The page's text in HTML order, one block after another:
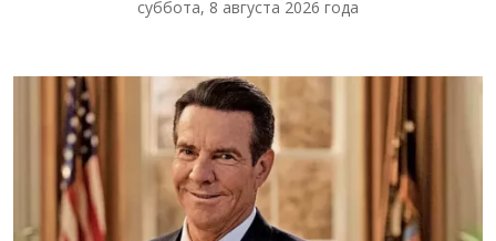
суббота, 8 августа 2026 года